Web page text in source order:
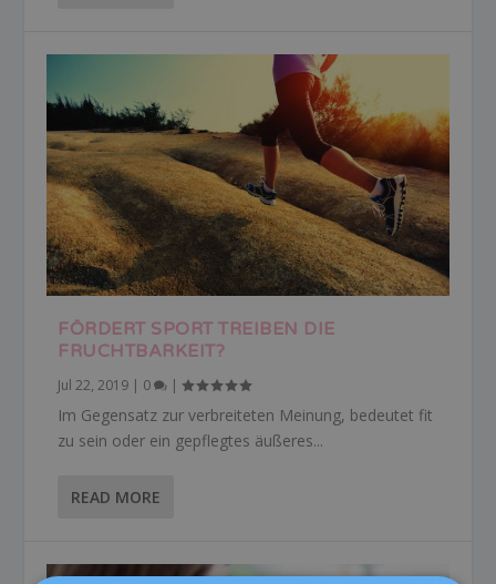
FÖRDERT SPORT TREIBEN DIE
FRUCHTBARKEIT?
Jul 22, 2019 | 0 |
Im Gegensatz zur verbreiteten Meinung, bedeutet fit
zu sein oder ein gepflegtes äußeres...
READ MORE